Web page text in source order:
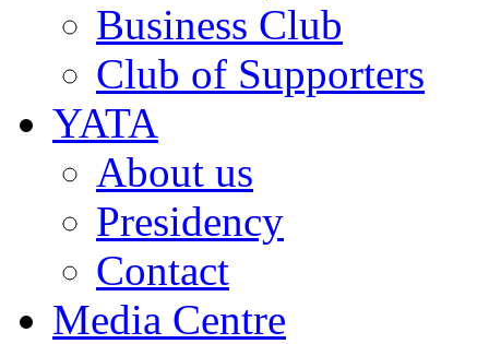
Business Club
Club of Supporters
YATA
About us
Presidency
Contact
Media Centre